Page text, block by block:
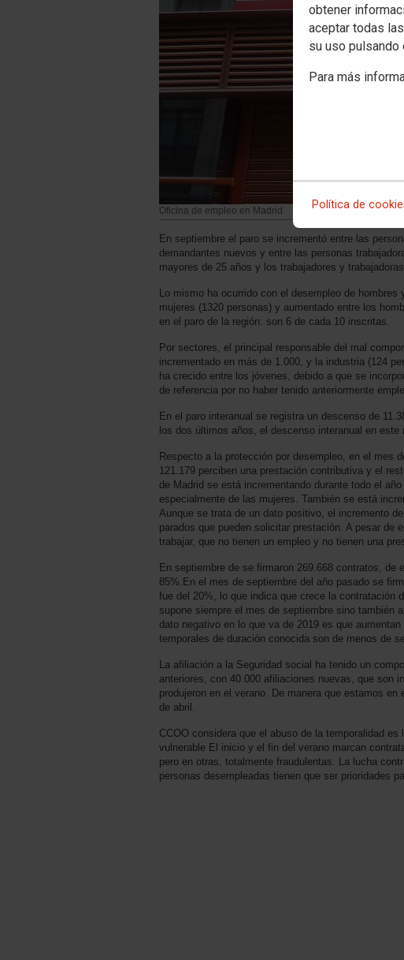
obtener
aceptar todas
su uso
Para más
Política de
Oficina de empleo en Madrid
En septiembre el paro se incrementó entre las
demandantes nuevos y entre las personas
mayores de 25 años y los trabajadores y
Lo mismo ha ocurrido con el desempleo de
mujeres (1320 personas) y aumentado entre los
en el paro de la región: son 6 de cada 10 inscritas.
Por sectores, el principal responsable del mal
incrementado en más de 1.000, y la industria (124
ha crecido entre los jóvenes, debido a que se
de referencia por no haber tenido anteriormente
En el paro interanual se registra un descenso de
los dos últimos años, el descenso interanual en este
Respecto a la protección por desempleo, en el mes
121.179 perciben una prestación contributiva y el
de Madrid se está incrementando durante todo el
especialmente de las mujeres. También se está
Aunque se trata de un dato positivo, el incremento
parados que pueden solicitar prestación. A pesar de
trabajar, que no tienen un empleo y no tienen una
En septiembre de se firmaron 269.668 contratos,
85%.En el mes de septiembre del año pasado se
fue del 20%, lo que indica que crece la contratación
supone siempre el mes de septiembre sino también
dato negativo en lo que va de 2019 es que
temporales de duración conocida son de menos de
La afiliación a la Seguridad social ha tenido un
anteriores, con 40.000 afiliaciones nuevas, que son
produjeron en el verano. De manera que estamos
de abril.
CCOO considera que el abuso de la temporalidad
vulnerable El inicio y el fin del verano marcan
pero en otras, totalmente fraudulentas. La lucha
personas desempleadas tienen que ser prioridades